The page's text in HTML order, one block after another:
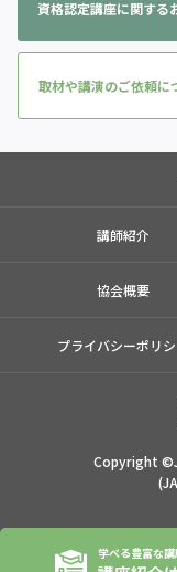
資格認定講座に関する
取材や講演のご依頼に
講師紹介
協会概要
プライバシーポリ
Copyright
学べる豊富な